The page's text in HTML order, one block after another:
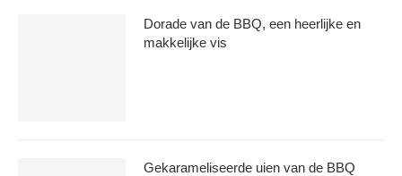
Dorade van de BBQ, een heerlijke en
makkelijke vis
Gekarameliseerde uien van de BBQ